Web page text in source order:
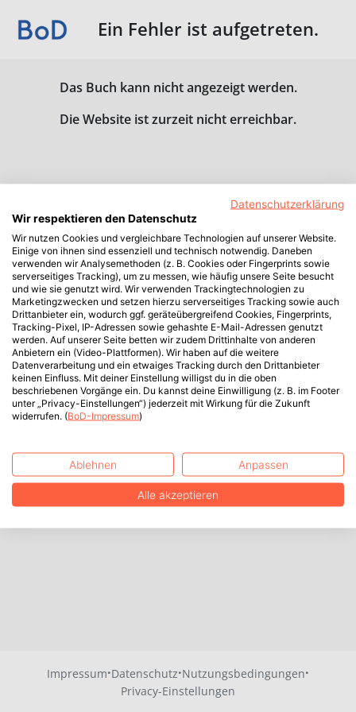
Ein Fehler ist aufgetreten.
Das Buch kann nicht angezeigt werden.
Die Website ist zurzeit nicht erreichbar.
Impressum·Datenschutz·Nutzungsbedingungen·
Privacy-Einstellungen
Datenschutzerklärung
Wir respektieren den Datenschutz
Wir nutzen Cookies und vergleichbare Technologien auf unserer Website.
Einige von ihnen sind essenziell und technisch notwendig. Daneben
verwenden wir Analysemethoden (z. B. Cookies oder Fingerprints sowie
serverseitiges Tracking), um zu messen, wie häufig unsere Seite besucht
und wie sie genutzt wird. Wir verwenden Trackingtechnologien zu
Marketingzwecken und setzen hierzu serverseitiges Tracking sowie auch
Drittanbieter ein, wodurch ggf. geräteübergreifend Cookies, Fingerprints,
Tracking-Pixel, IP-Adressen sowie gehashte E-Mail-Adressen genutzt
werden. Auf unserer Seite betten wir zudem Drittinhalte von anderen
Anbietern ein (Video-Plattformen). Wir haben auf die weitere
Datenverarbeitung und ein etwaiges Tracking durch den Drittanbieter
keinen Einfluss. Mit deiner Einstellung willigst du in die oben
beschriebenen Vorgänge ein. Du kannst deine Einwilligung (z. B. im Footer
unter „Privacy-Einstellungen“) jederzeit mit Wirkung für die Zukunft
widerrufen. (BoD-Impressum)
Ablehnen Anpassen
Alle akzeptieren